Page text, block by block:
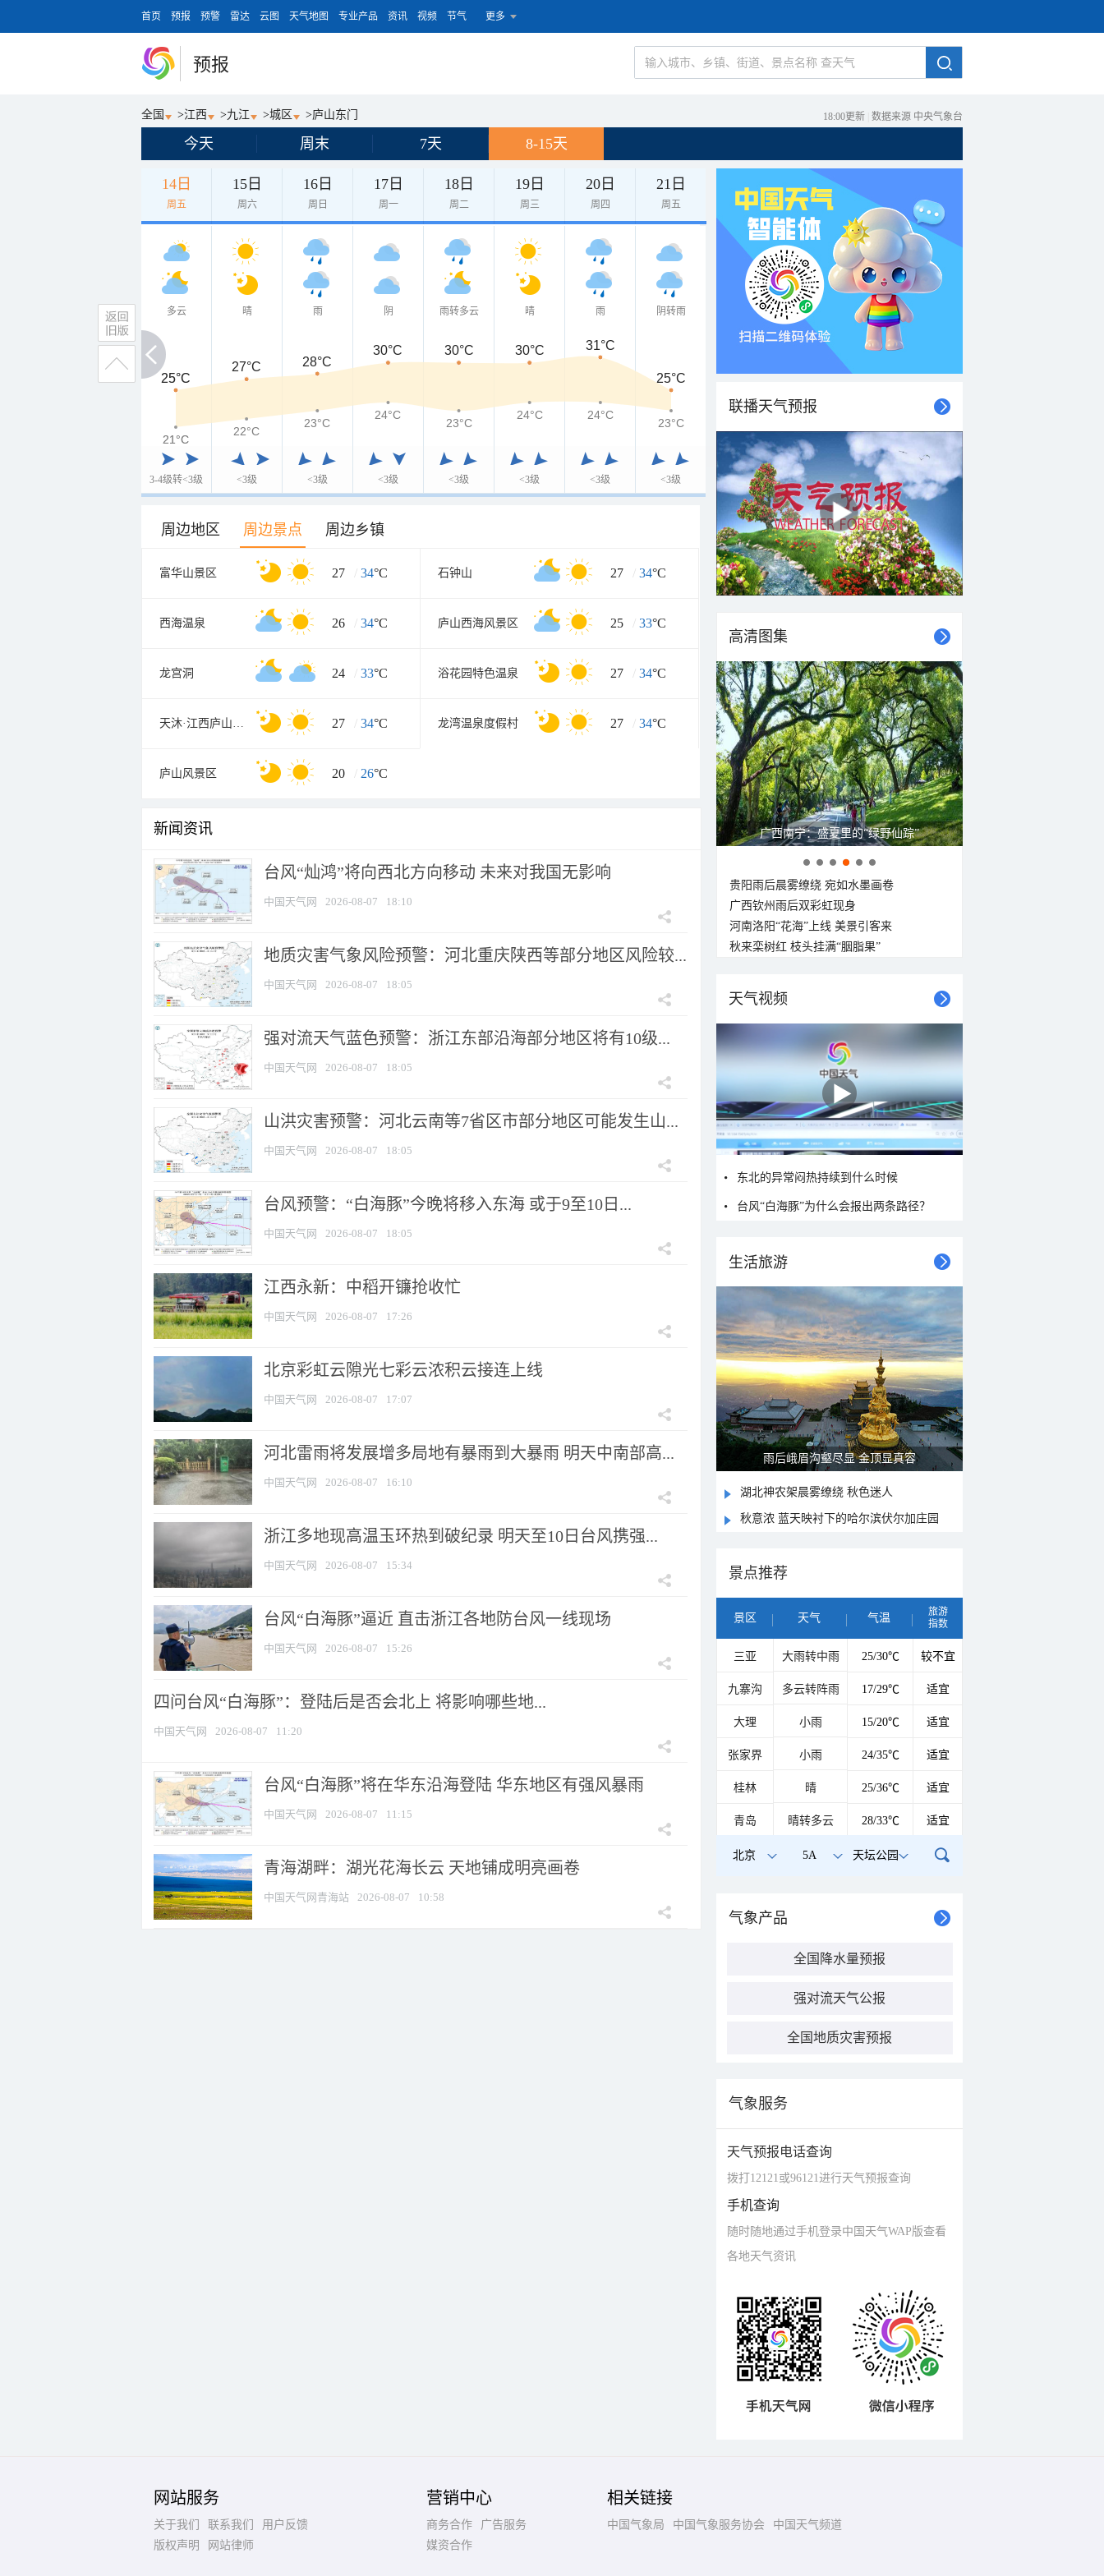
首页 预报 预警 雷达 云图 天气地图 专业产品 资讯 视频 节气 更多
预报
全国 >江西 >九江 >城区 >庐山东门 18:00更新 数据来源 中央气象台
今天 周末 7天 8-15天
14日
周五
15日
周六
16日
周日
17日
周一
18日
周二
19日
周三
20日
周四
21日
周五
多云
3-4级转<3级
晴
<3级
雨
<3级
阴
<3级
雨转多云
<3级
晴
<3级
雨
<3级
阴转雨
<3级
25°C
25°C
27°C 28°C
30°C 30°C 30°C 31°C
25°C
21°C
21°C
22°C
23°C
24°C
23°C
24°C 24°C
23°C
周边地区 周边景点 周边乡镇
富华山景区 27 / 34°C 石钟山 27 / 34°C
西海温泉 26 / 34°C 庐山西海风景区 25 / 33°C
龙宫洞 24 / 33°C 浴花园特色温泉 27 / 34°C
天沐·江西庐山温泉度假村 27 / 34°C 龙湾温泉度假村 27 / 34°C
庐山风景区 20 / 26°C
新闻资讯
台风“灿鸿”将向西北方向移动 未来对我国无影响
中国天气网 2026-08-07 18:10
地质灾害气象风险预警：河北重庆陕西等部分地区风险较...
中国天气网 2026-08-07 18:05
强对流天气蓝色预警：浙江东部沿海部分地区将有10级...
中国天气网 2026-08-07 18:05
山洪灾害预警：河北云南等7省区市部分地区可能发生山...
中国天气网 2026-08-07 18:05
台风预警：“白海豚”今晚将移入东海 或于9至10日...
中国天气网 2026-08-07 18:05
江西永新：中稻开镰抢收忙
中国天气网 2026-08-07 17:26
北京彩虹云隙光七彩云浓积云接连上线
中国天气网 2026-08-07 17:07
河北雷雨将发展增多局地有暴雨到大暴雨 明天中南部高...
中国天气网 2026-08-07 16:10
浙江多地现高温玉环热到破纪录 明天至10日台风携强...
中国天气网 2026-08-07 15:34
台风“白海豚”逼近 直击浙江各地防台风一线现场
中国天气网 2026-08-07 15:26
四问台风“白海豚”：登陆后是否会北上 将影响哪些地...
中国天气网 2026-08-07 11:20
台风“白海豚”将在华东沿海登陆 华东地区有强风暴雨
中国天气网 2026-08-07 11:15
青海湖畔：湖光花海长云 天地铺成明亮画卷
中国天气网青海站 2026-08-07 10:58
联播天气预报
高清图集
广西南宁：盛夏里的“绿野仙踪”
贵阳雨后晨雾缭绕 宛如水墨画卷
广西钦州雨后双彩虹现身
河南洛阳“花海”上线 美景引客来
秋来栾树红 枝头挂满“胭脂果”
天气视频
东北的异常闷热持续到什么时候
台风“白海豚”为什么会报出两条路径？
生活旅游
雨后峨眉沟壑尽显 金顶显真容
湖北神农架晨雾缭绕 秋色迷人
秋意浓 蓝天映衬下的哈尔滨伏尔加庄园
景点推荐
景区 天气 气温
旅游
指数
三亚 大雨转中雨 25/30℃ 较不宜
九寨沟 多云转阵雨 17/29℃ 适宜
大理 小雨 15/20℃ 适宜
张家界 小雨 24/35℃ 适宜
桂林 晴 25/36℃ 适宜
青岛 晴转多云 28/33℃ 适宜
北京 5A 天坛公园
气象产品
全国降水量预报
强对流天气公报
全国地质灾害预报
气象服务
天气预报电话查询
拨打12121或96121进行天气预报查询
手机查询
随时随地通过手机登录中国天气WAP版查看
各地天气资讯
网站服务
关于我们 联系我们
用户反馈
版权声明
网站律师
营销中心
商务合作
广告服务
媒资合作
相关链接
中国气象局 中国气象服务协会 中国天气频道